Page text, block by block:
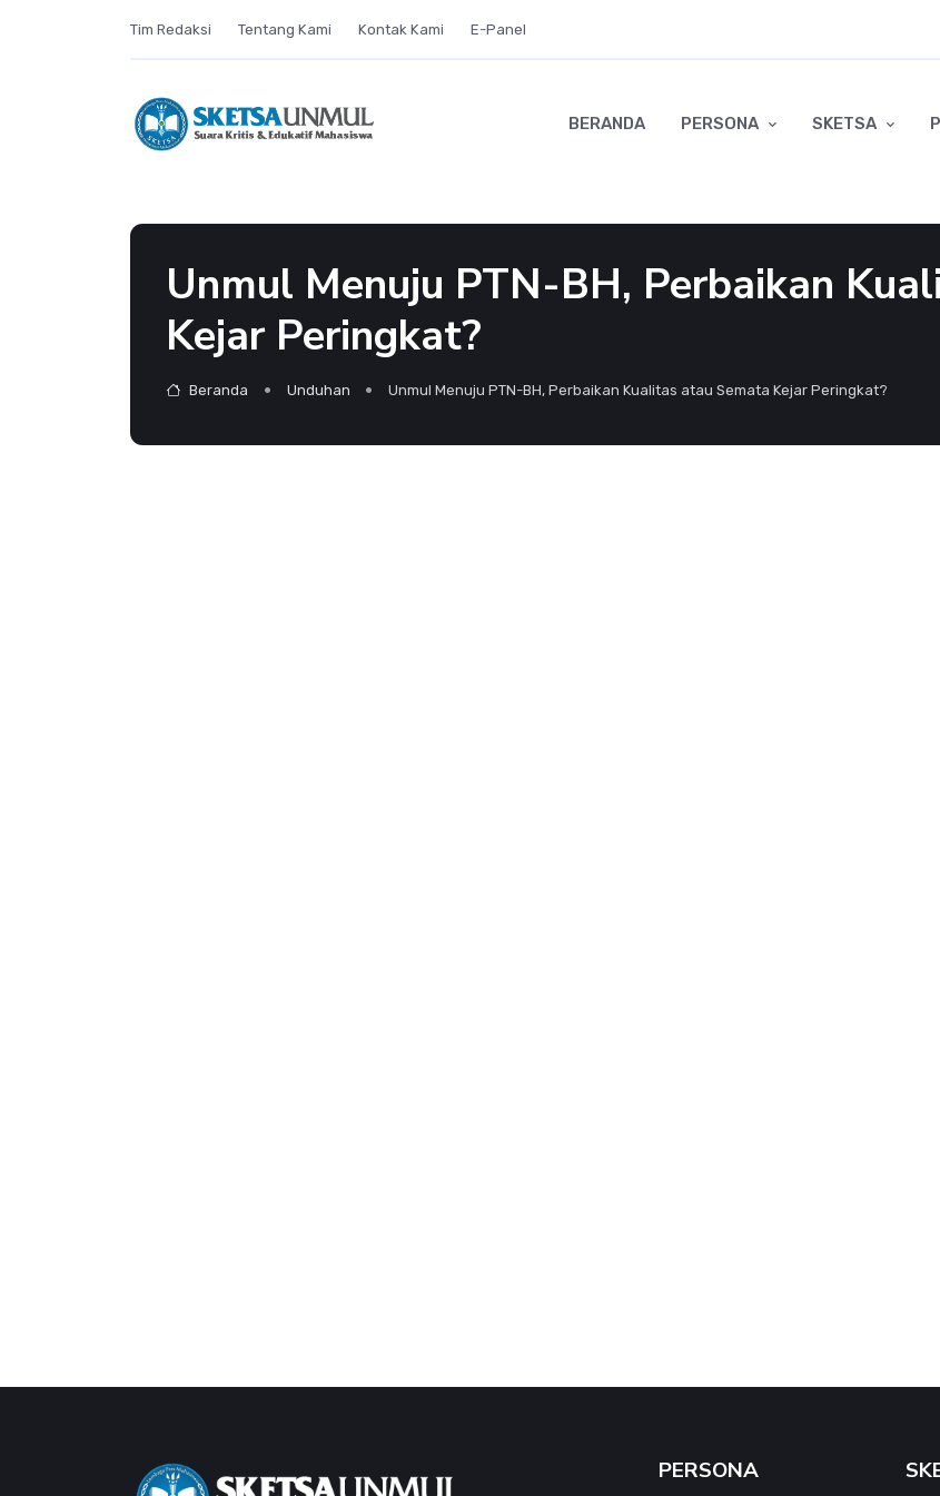
Tim Redaksi Tentang Kami Kontak Kami E-Panel
BERANDA PERSONA SKETSA
Unmul Menuju PTN-BH, Perbaikan
Kejar Peringkat?
Beranda Unduhan Unmul Menuju PTN-BH, Perbaikan Kualitas atau Semata Kejar Peringkat?
PERSONA